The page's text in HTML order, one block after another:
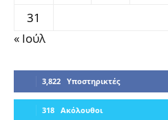
31
« Ιούλ
3,822 Υποστηρικτές
318 Ακόλουθοι